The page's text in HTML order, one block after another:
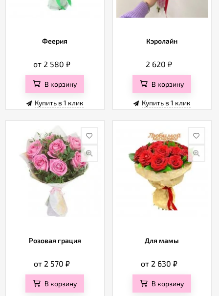
Феерия
от 2 580₽
В корзину
Купить в 1 клик
Кэролайн
2 620₽
В корзину
Купить в 1 клик
Розовая грация
от 2 570₽
В корзину
Для мамы
от 2 630 ₽
В корзину